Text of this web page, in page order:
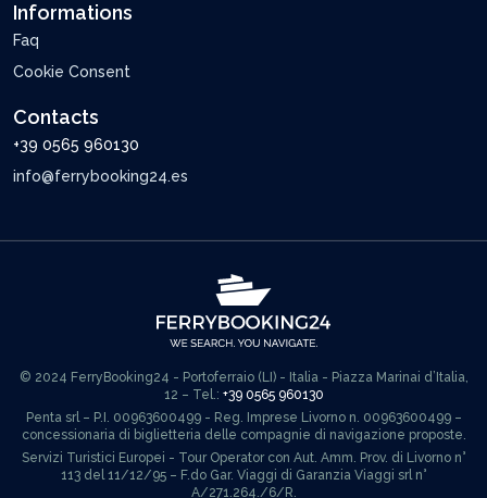
Informations
Faq
Cookie Consent
Contacts
+39 0565 960130
info@ferrybooking24.es
© 2024 FerryBooking24 - Portoferraio (LI) - Italia - Piazza Marinai d’Italia,
12 – Tel.: +39 0565 960130
Penta srl – P.I. 00963600499 - Reg. Imprese Livorno n. 00963600499 –
concessionaria di biglietteria delle compagnie di navigazione proposte.
Servizi Turistici Europei - Tour Operator con Aut. Amm. Prov. di Livorno n°
113 del 11/12/95 – F.do Gar. Viaggi di Garanzia Viaggi srl n°
A/271.264./6/R.